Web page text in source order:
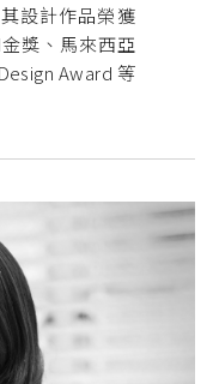
設計作品榮獲
獎、馬來西亞
Award 等